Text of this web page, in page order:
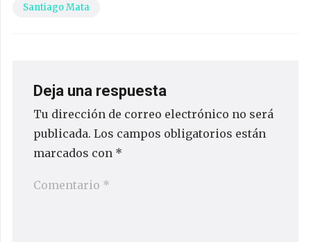
Santiago Mata
Deja una respuesta
Tu dirección de correo electrónico no será
publicada. Los campos obligatorios están
marcados con *